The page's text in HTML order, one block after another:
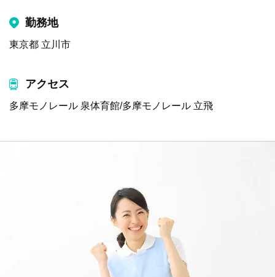
勤務地
東京都 立川市
アクセス
多摩モノレール 泉体育館/多摩モノレール 立飛